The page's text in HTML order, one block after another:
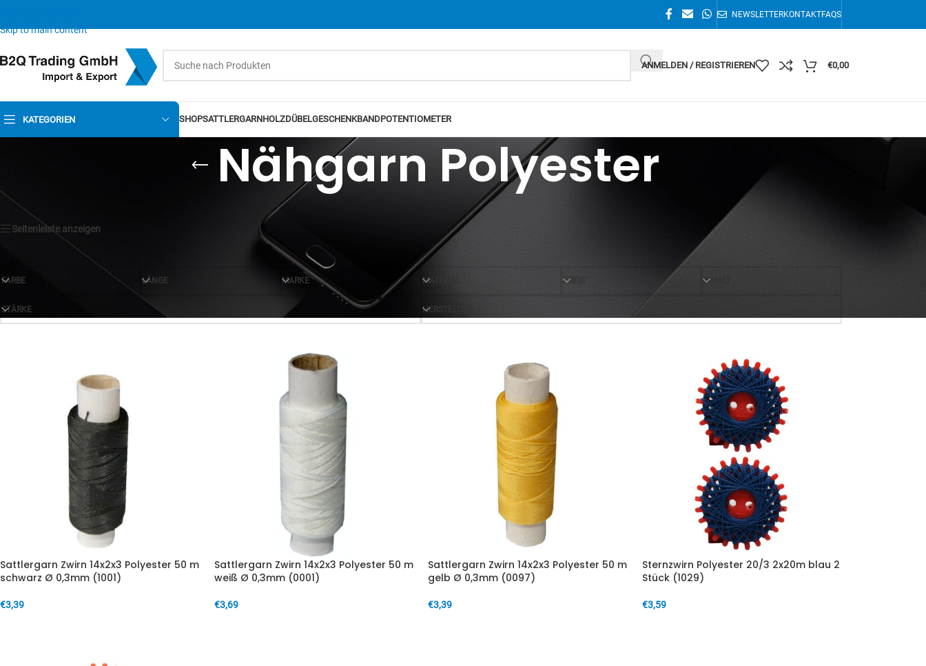
Skip to main content
NEWSLETTERKONTAKTFAQS
ANMELDEN / REGISTRIEREN €0,00
KATEGORIEN SHOPSATTLERGARNHOLZDÜBELGESCHENKBANDPOTENTIOMETER
Nähgarn Polyester
1–16 von 1013 Ergebnissen werden angezeigt
Seitenleiste anzeigen
FARBE LÄNGE MARKE MATERIAL PREIS INHALT
STÄRKE HERSTELLER
Sattlergarn Zwirn 14x2x3 Polyester 50 m
schwarz Ø 0,3mm (1001)
€3,39
Sattlergarn Zwirn 14x2x3 Polyester 50 m
weiß Ø 0,3mm (0001)
€3,69
Sattlergarn Zwirn 14x2x3 Polyester 50 m
gelb Ø 0,3mm (0097)
€3,39
Sternzwirn Polyester 20/3 2x20m blau 2
Stück (1029)
€3,59